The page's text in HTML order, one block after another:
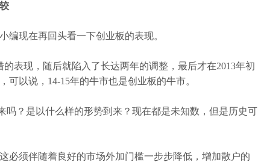
现在再回头看一下创业板的表现。
现，随后就陷入了长达两年的调整，最后才在2013年初
以说，14-15年的牛市也是创业板的牛市。
？是以什么样的形势到来？现在都是未知数，但是历史可
须伴随着良好的市场外加门槛一步步降低，增加散户的